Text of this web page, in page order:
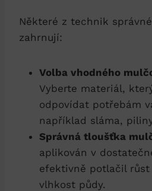
Některé z technik
zahrnují:
Volba vhodného
Vyberte materiál,
odpovídat potřebám
například sláma,
Správná tloušťka
aplikován v
efektivně potlačil růst
vlhkost půdy.